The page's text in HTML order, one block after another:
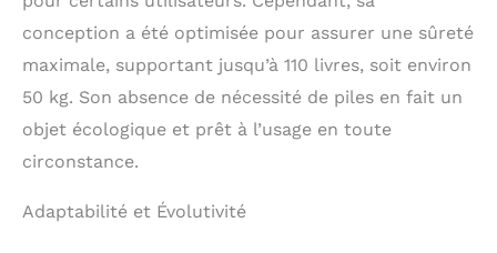
conception a été optimisée pour assurer une sûreté
maximale, supportant jusqu’à 110 livres, soit environ
50 kg. Son absence de nécessité de piles en fait un
objet écologique et prêt à l’usage en toute
circonstance.
Adaptabilité et Évolutivité